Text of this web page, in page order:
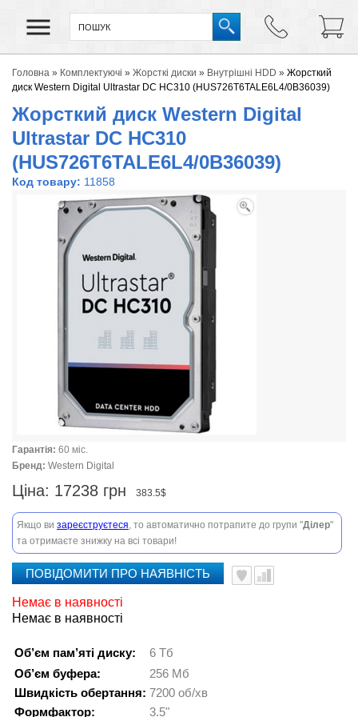
Головна » Комплектуючі » Жорсткі диски » Внутрішні HDD » Жорсткий
диск Western Digital Ultrastar DC HC310 (HUS726T6TALE6L4/0B36039)
Жорсткий диск Western Digital
Ultrastar DC HC310
(HUS726T6TALE6L4/0B36039)
Код товару: 11858
Гарантія: 60 міс.
Бренд: Western Digital
Ціна: 17238 грн 383.5$
Якщо ви зареєструєтеся, то автоматично потрапите до групи "Ділер"
та отримаєте знижку на всі товари!
ПОВІДОМИТИ ПРО НАЯВНІСТЬ
Немає в наявності
Немає в наявності
Об’єм пам’яті диску:
6 Тб
Об’єм буфера:
256 Мб
Швидкість обертання: 7200 об/хв
Формфактор:
3.5"